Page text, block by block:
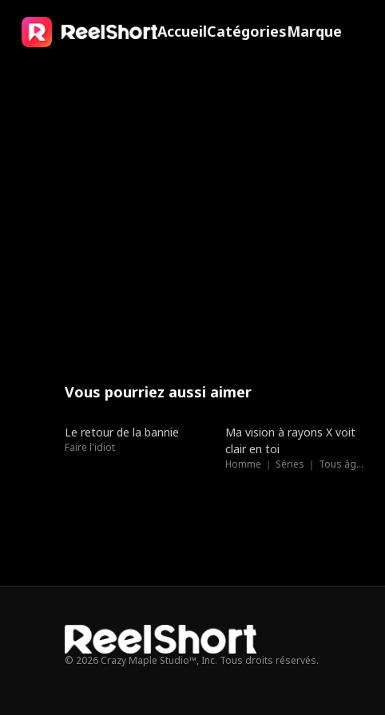
AccueilCatégoriesMarque
Vous pourriez aussi aimer
Doublé
Le retour de la bannie
Faire l'idiot
Doublé
Ma vision à rayons X voit
clair en toi
Homme ｜ Séries ｜ Tous âges
© 2026 Crazy Maple Studio™, Inc. Tous droits réservés.